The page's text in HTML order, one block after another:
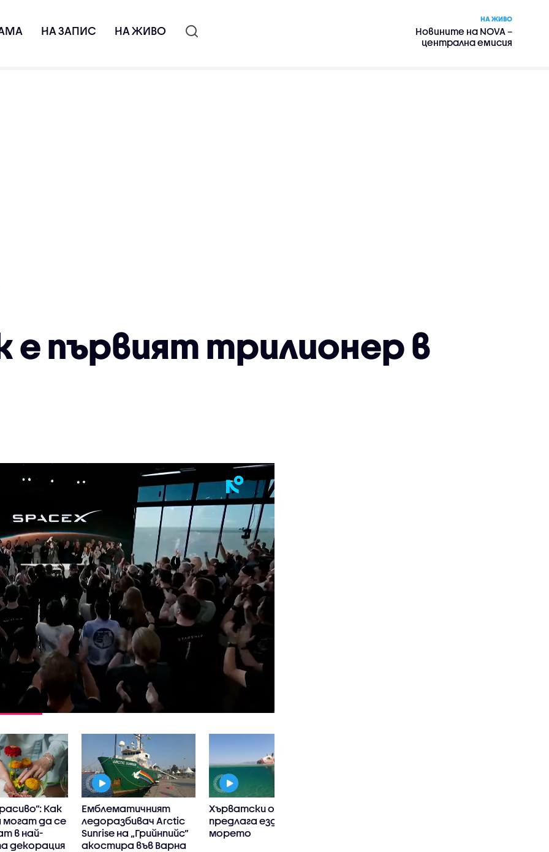
НА ЗАПИС НА ЖИВО
НА ЖИВО
Новините на NOVA –
централна емисия
е първият трилионер в
Как
да се
в най-
декорация
Емблематичният
ледоразбивач Arctic
Sunrise на „Грийнпийс”
акостира във Варна
Хърватски остров
предлага езда в
морето